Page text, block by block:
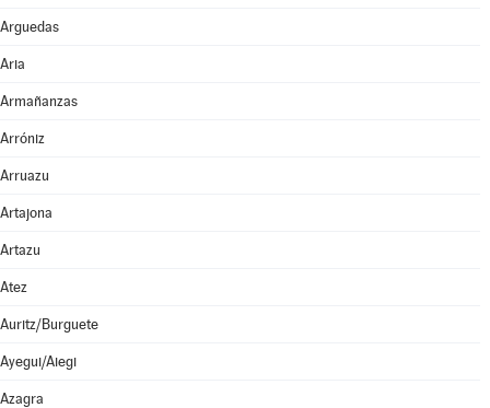
Arguedas
Aria
Armañanzas
Arróniz
Arruazu
Artajona
Artazu
Atez
Auritz/Burguete
Ayegui/Aiegi
Azagra